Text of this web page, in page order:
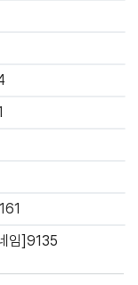
임]9135